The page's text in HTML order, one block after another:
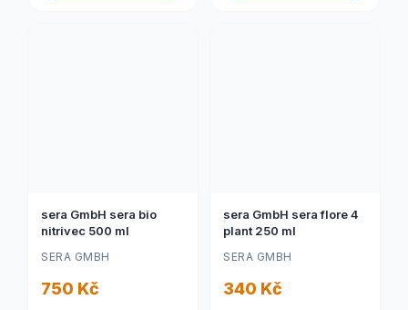
sera GmbH sera bio
nitrivec 500 ml
SERA GMBH
750 Kč
sera GmbH sera flore 4
plant 250 ml
SERA GMBH
340 Kč